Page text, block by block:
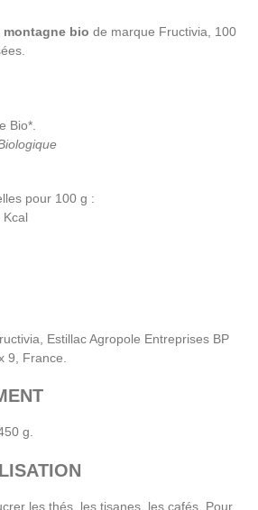
montagne bio de marque Fructivia, 100
Bio*.
pour 100 g :
Kcal
Estillac Agropole Entreprises BP
9, France.
g.
les thés, les tisanes, les cafés. Pour